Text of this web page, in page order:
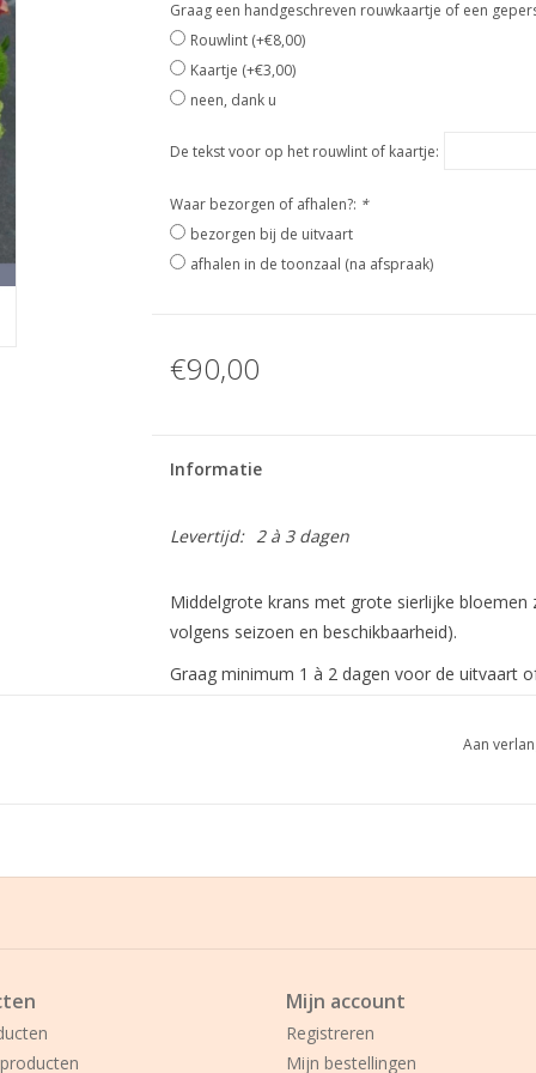
Graag een handgeschreven rouwkaartje of een
Rouwlint (+€8,00)
Kaartje (+€3,00)
neen, dank u
De tekst voor op het rouwlint of kaartje:
Waar bezorgen of afhalen?: *
bezorgen bij de uitvaart
afhalen in de toonzaal (na afspraak)
€90,00
Informatie
Levertijd: 2 à 3 dagen
Middelgrote krans met grote sierlijke
volgens seizoen en beschikbaarheid).
Graag minimum 1 à 2 dagen voor de uitvaart
Aan
Mijn account
Registreren
Mijn bestellingen